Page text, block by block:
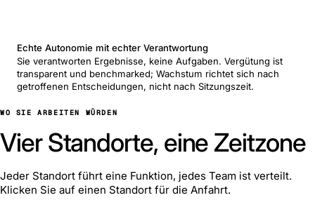
Echte Autonomie mit echter Verantwortung
Sie verantworten Ergebnisse, keine Aufgaben. Vergütung ist
transparent und benchmarked; Wachstum richtet sich nach
getroffenen Entscheidungen, nicht nach Sitzungszeit.
WO SIE ARBEITEN WÜRDEN
Vier Standorte, eine Zeitzone
Jeder Standort führt eine Funktion, jedes Team ist verteilt.
Klicken Sie auf einen Standort für die Anfahrt.